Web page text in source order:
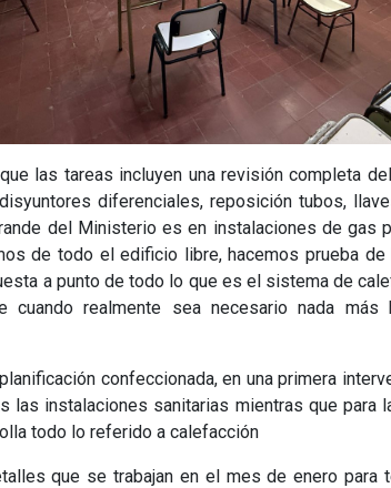
las tareas incluyen una revisión completa
diferenciales, reposición tubos,
del Ministerio es en instalaciones de gas
de todo el edificio libre, hacemos prueba de
a punto de todo lo que es el sistema de
cuando realmente sea necesario nada más
confeccionada, en una primera
las instalaciones sanitarias mientras que para
todo lo referido a calefacción
que se trabajan en el mes de enero para